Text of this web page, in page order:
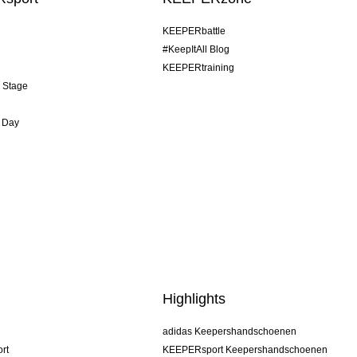
Stage
KEEPERbattle
#KeepItAll Blog
KEEPERtraining
Highlights
adidas Keepershandschoenen
KEEPERsport Keepershandschoenen